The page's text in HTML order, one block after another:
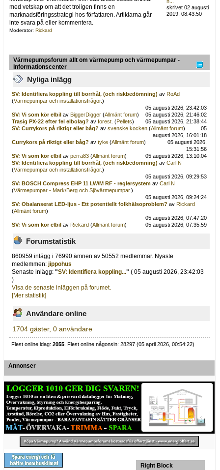
med vetskap om att det troligen finns en
marknadsföringsstrategi hos författaren. Artiklarna går
inte svara på eller kommentera.
Moderator: Rickard
skrivet 02 augusti
2019, 08:43:50
Värmepumpsforum allt om värmepump och värmepumpar -
Informationscenter
Nyliga inlägg
SV: Identifiera koppling till borrhål, (och riskbedömning) av RoAd
(Värmepumpar och installationsfrågor.)
05 augusti 2026, 23:42:03
SV: Vi som kör elbilav BiggerDigger(Allmänt forum)
05 augusti 2026, 21:46:02
Trasig PX-22 efter fel elbolag? av forest. (Pellets)
05 augusti 2026, 21:38:44
SV: Currykors på riktigt eller båg? av svenske kocken(Allmänt forum)
05
augusti 2026, 16:01:18
Currykors på riktigt eller båg? av tyke(Allmänt forum)
05 augusti 2026,
15:31:56
SV: Vi som kör elbilav perra83(Allmänt forum)
05 augusti 2026, 13:10:04
SV: Identifiera koppling till borrhål, (och riskbedömning) av Carl N
(Värmepumpar och installationsfrågor.)
05 augusti 2026, 09:29:53
SV: BOSCH Compress EHP 11 LW/M RF - reglersystemav Carl N
(Värmepumpar - Mark/Berg och Sjövärmepumpar.)
05 augusti 2026, 09:24:24
SV: Obalanserat LED-ljus - Ett potentiellt folkhälsoproblem? av Rickard
(Allmänt forum)
05 augusti 2026, 07:47:20
SV: Vi som kör elbilav Rickard(Allmänt forum) 05 augusti 2026, 07:35:59
Forumstatistik
860959 inlägg i 76990 ämnen av 50552 medlemmar. Nyaste
medlemmen:jippohus
Senaste inlägg:"SV: Identifiera koppling..." ( 05 augusti 2026, 23:42:03
)
Visa de senaste inläggen på forumet.
[Mer statistik]
Användare online
1704 gäster, 0 användare
Flest online idag:2055 . Flest online någonsin: 28297 (05 april 2026, 00:54:22)
Annonser
Right Block